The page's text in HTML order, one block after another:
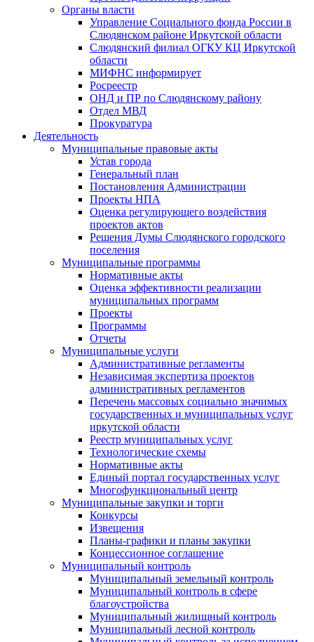
Органы власти
Управление Социального фонда России в
Слюдянском районе Иркутской области
Слюдянский филиал ОГКУ КЦ Иркутской
области
МИФНС информирует
Росреестр
ОНД и ПР по Слюдянскому району
Отдел МВД
Прокуратура
Деятельность
Муниципальные правовые акты
Устав города
Генеральный план
Постановления Администрации
Проекты НПА
Оценка регулирующего воздействия
проектов актов
Решения Думы Слюдянского городского
поселения
Муниципальные программы
Нормативные акты
Оценка эффективности реализации
муниципальных программ
Проекты
Программы
Отчеты
Муниципальные услуги
Административные регламенты
Независимая экспертиза проектов
административных регламентов
Перечень массовых социально значимых
государственных и муниципальных услуг
иркутской области
Реестр муниципальных услуг
Технологические схемы
Нормативные акты
Единый портал государственных услуг
Многофункциональный центр
Муниципальные закупки и торги
Конкурсы
Извещения
Планы-графики и планы закупки
Концессионное соглашение
Муниципальный контроль
Муниципальный земельный контроль
Муниципальный контроль в сфере
благоустройства
Муниципальный жилищный контроль
Муниципальный лесной контроль